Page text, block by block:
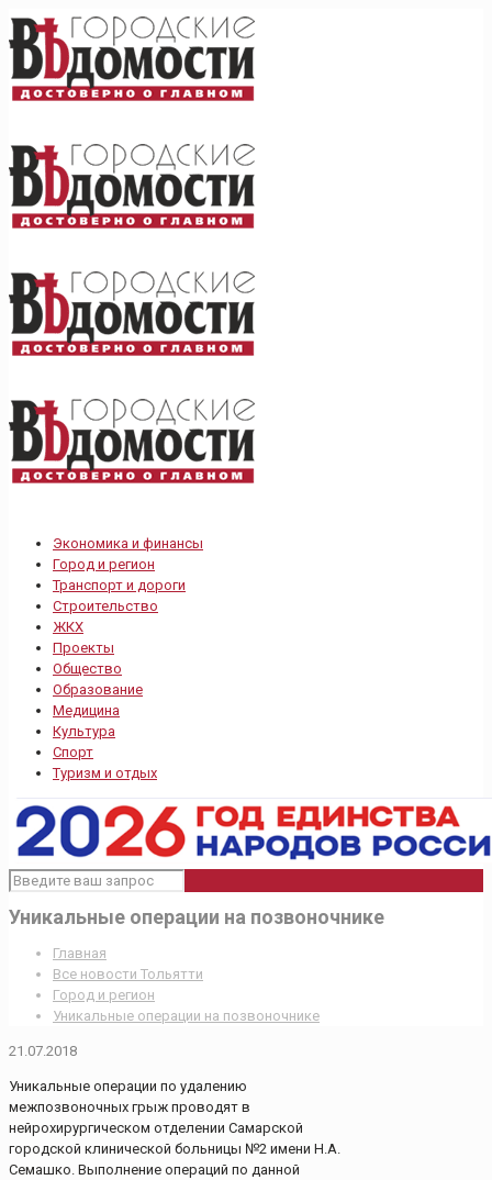
Экономика и финансы
Город и регион
Транспорт и дороги
Строительство
ЖКХ
Проекты
Общество
Образование
Медицина
Культура
Спорт
Туризм и отдых
Уникальные операции на позвоночнике
Главная
Все новости Тольятти
Город и регион
Уникальные операции на позвоночнике
21.07.2018
Уникальные операции по удалению
межпозвоночных грыж проводят в
нейрохирургическом отделении Самарской
городской клинической больницы №2 имени Н.А.
Семашко. Выполнение операций по данной